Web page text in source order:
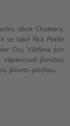
obce Chamery,
se také říká Petite
Cru. Většina jich
jílovitou
jílovito-písčitou.